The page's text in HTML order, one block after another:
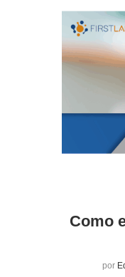
Como
por